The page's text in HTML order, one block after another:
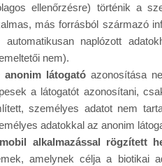
ellenőrzésre) történik a
más forrásból származó
automatikusan naplózott
nem).
anonim látogató azonosítása
a látogatót azonosítani,
személyes adatot nem
adatokkal az anonim
mobil alkalmazással rögzített
amelynek célja a biotikai